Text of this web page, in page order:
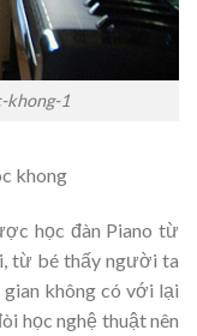
khong-1
khong
học đàn Piano từ
từ bé thấy người ta
không có với lại
học nghệ thuật nên